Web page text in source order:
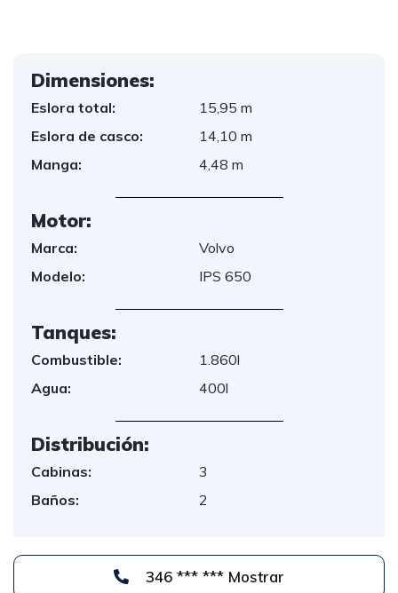
Dimensiones:
Eslora total:
15,95 m
Eslora de casco:
14,10 m
Manga:
4,48 m
Motor:
Marca:
Volvo
Modelo:
IPS 650
Tanques:
Combustible:
1.860l
Agua:
400l
Distribución:
Cabinas:
3
Baños:
2
346 *** *** Mostrar